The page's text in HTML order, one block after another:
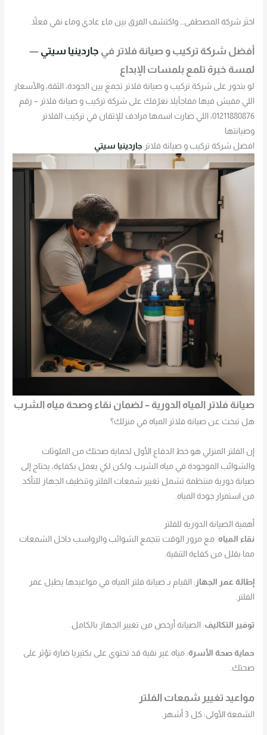
اختَر شركة المصطفى… واكتشف الفرق بين ماء عادي وماء نقي فعلاً.
أفضل شركة تركيب و صيانة فلاتر في جاردينيا سيتي —
لمسة خبرة تلمع بلمسات الإبداع
لو بتدور على شركة تركيب و صيانة فلاتر تجمع بين الجودة، الثقة، والأسعار
اللي مفيش فيها مفاجآيلا نعرّفك على شركة تركيب و صيانة فلاتر – رقم
01211880876، اللي صارت اسمها مرادف للإتقان في تركيب الفلاتر
وصيانتها
افضل شركة تركيب و صيانة فلاتر جاردينيا سيتي
صيانة فلاتر المياه الدورية – لضمان نقاء وصحة مياه الشرب
هل تبحث عن صيانة فلاتر المياه في منزلك؟
إن الفلتر المنزلي هو خط الدفاع الأول لحماية صحتك من الملوثات
والشوائب الموجودة في مياه الشرب. ولكن لكي يعمل بكفاءة، يحتاج إلى
صيانة دورية منتظمة تشمل تغيير شمعات الفلتر وتنظيف الجهاز للتأكد
من استمرار جودة المياه.
أهمية الصيانة الدورية للفلتر
نقاء المياه: مع مرور الوقت تتجمع الشوائب والرواسب داخل الشمعات
مما يقلل من كفاءة التنقية.
إطالة عمر الجهاز : القيام بـ صيانة فلتر المياه في مواعيدها يطيل عمر
الفلتر.
توفير التكاليف: الصيانة أرخص من تغيير الجهاز بالكامل.
حماية صحة الأسرة: مياه غير نقية قد تحتوي على بكتيريا ضارة تؤثر على
صحتك.
مواعيد تغيير شمعات الفلتر
الشمعة الأولى: كل 3 أشهر.